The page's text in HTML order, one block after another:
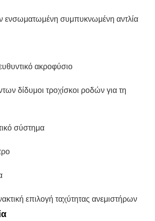
ενσωματωμένη συμπυκνωμένη αντλία
ακροφύσιο
δίδυμοι τροχίσκοι ροδών για τη
σύστημα
επιλογή ταχύτητας ανεμιστήρων